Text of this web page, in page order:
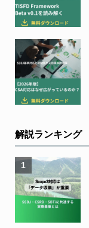
解説ランキング
1